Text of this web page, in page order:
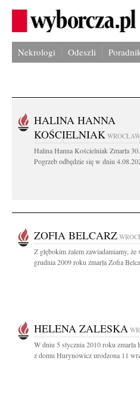
Nekrologi Odeszli
HALINA HANNA
KOŚCIELNIAK WROCŁAW
Halina Hanna Kościelniak Zmarła
Pogrzeb odbędzie się w dniu
ZOFIA BELCARZ
Z głębokim żalem zawiadamiamy,
grudnia 2009 roku zmarła Zofia
HELENA ZALESKA
W dniu 5 stycznia 2010 roku zmarła
z domu Hurynowicz urodzona 11